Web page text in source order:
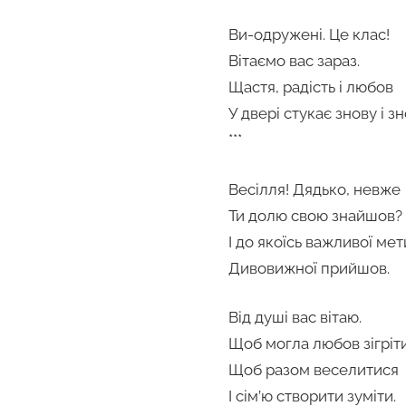
Ви-одружені. Це клас!
Вітаємо вас зараз.
Щастя, радість і любов
У двері стукає знову і
***
Весілля! Дядько, невже
Ти долю свою знайшов?
І до якоїсь важливої
Дивовижної прийшов.
Від душі вас вітаю.
Щоб могла любов
Щоб разом веселитися
І сім’ю створити зуміти.